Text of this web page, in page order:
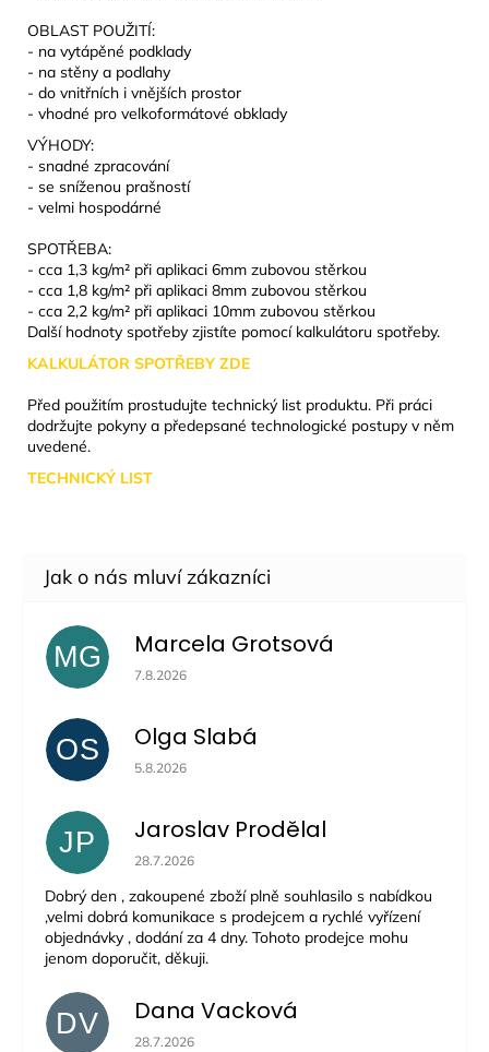
OBLAST POUŽITÍ:
- na vytápěné podklady
- na stěny a podlahy
- do vnitřních i vnějších prostor
- vhodné pro velkoformátové obklady
VÝHODY:
- snadné zpracování
- se sníženou prašností
- velmi hospodárné
SPOTŘEBA:
- cca 1,3 kg/m² při aplikaci 6mm zubovou stěrkou
- cca 1,8 kg/m² při aplikaci 8mm zubovou stěrkou
- cca 2,2 kg/m² při aplikaci 10mm zubovou stěrkou
Další hodnoty spotřeby zjistíte pomocí kalkulátoru spotřeby.
KALKULÁTOR SPOTŘEBY ZDE
Před použitím prostudujte technický list produktu. Při práci
dodržujte pokyny a předepsané technologické postupy v něm
uvedené.
TECHNICKÝ LIST
MG Marcela Grotsová
Hodnocení obchodu je 5 z 5 hvězdiček.
7.8.2026
OS Olga Slabá
Hodnocení obchodu je 5 z 5 hvězdiček.
5.8.2026
JP Jaroslav Prodělal
Hodnocení obchodu je 5 z 5 hvězdiček.
28.7.2026
Dobrý den , zakoupené zboží plně souhlasilo s nabídkou
,velmi dobrá komunikace s prodejcem a rychlé vyřízení
objednávky , dodání za 4 dny. Tohoto prodejce mohu
jenom doporučit, děkuji.
DV Dana Vacková
Hodnocení obchodu je 5 z 5 hvězdiček.
28.7.2026